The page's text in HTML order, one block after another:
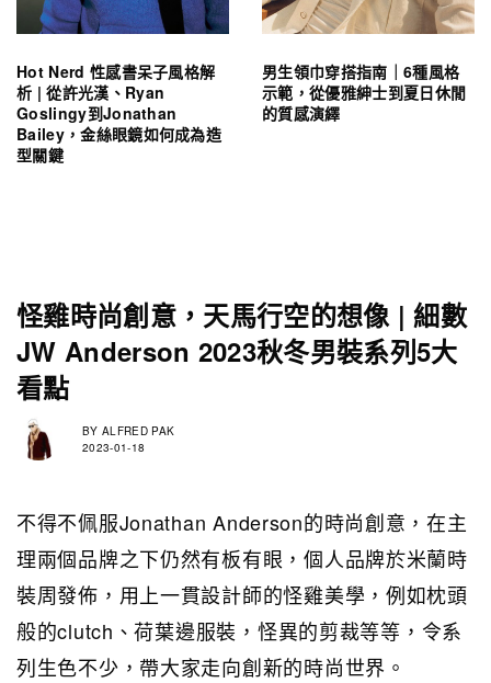
Hot Nerd 性感書呆子風格解
析 | 從許光漢、Ryan
Goslingy到Jonathan
Bailey，金絲眼鏡如何成為造
型關鍵
男生領巾穿搭指南｜6種風格
示範，從優雅紳士到夏日休閒
的質感演繹
怪雞時尚創意，天馬行空的想像 | 細數
JW Anderson 2023秋冬男裝系列5大
看點
BY ALFRED PAK
2023-01-18
不得不佩服Jonathan Anderson的時尚創意，在主
理兩個品牌之下仍然有板有眼，個人品牌於米蘭時
裝周發佈，用上一貫設計師的怪雞美學，例如枕頭
般的clutch、荷葉邊服裝，怪異的剪裁等等，令系
列生色不少，帶大家走向創新的時尚世界。